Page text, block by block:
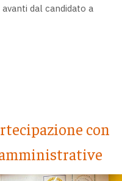
dal candidato a
con